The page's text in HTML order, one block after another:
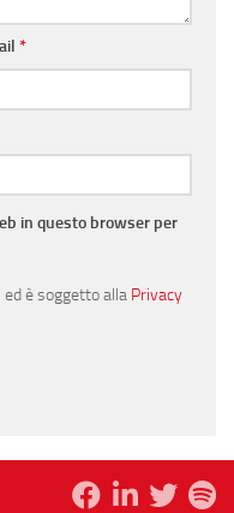
*
in questo browser per
ed è soggetto alla Privacy